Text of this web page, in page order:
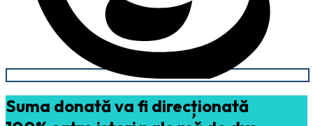
Suma donată va fi direcționată